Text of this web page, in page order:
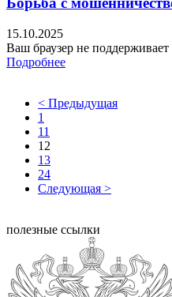
15.10.2025
Ваш браузер не поддерживает
Подробнее
< Предыдущая
1
11
12
13
24
Следующая >
полезные ссылки